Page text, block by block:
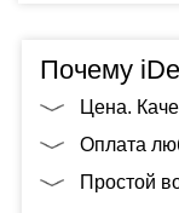
Почему
Цена.
Оплата
Простой